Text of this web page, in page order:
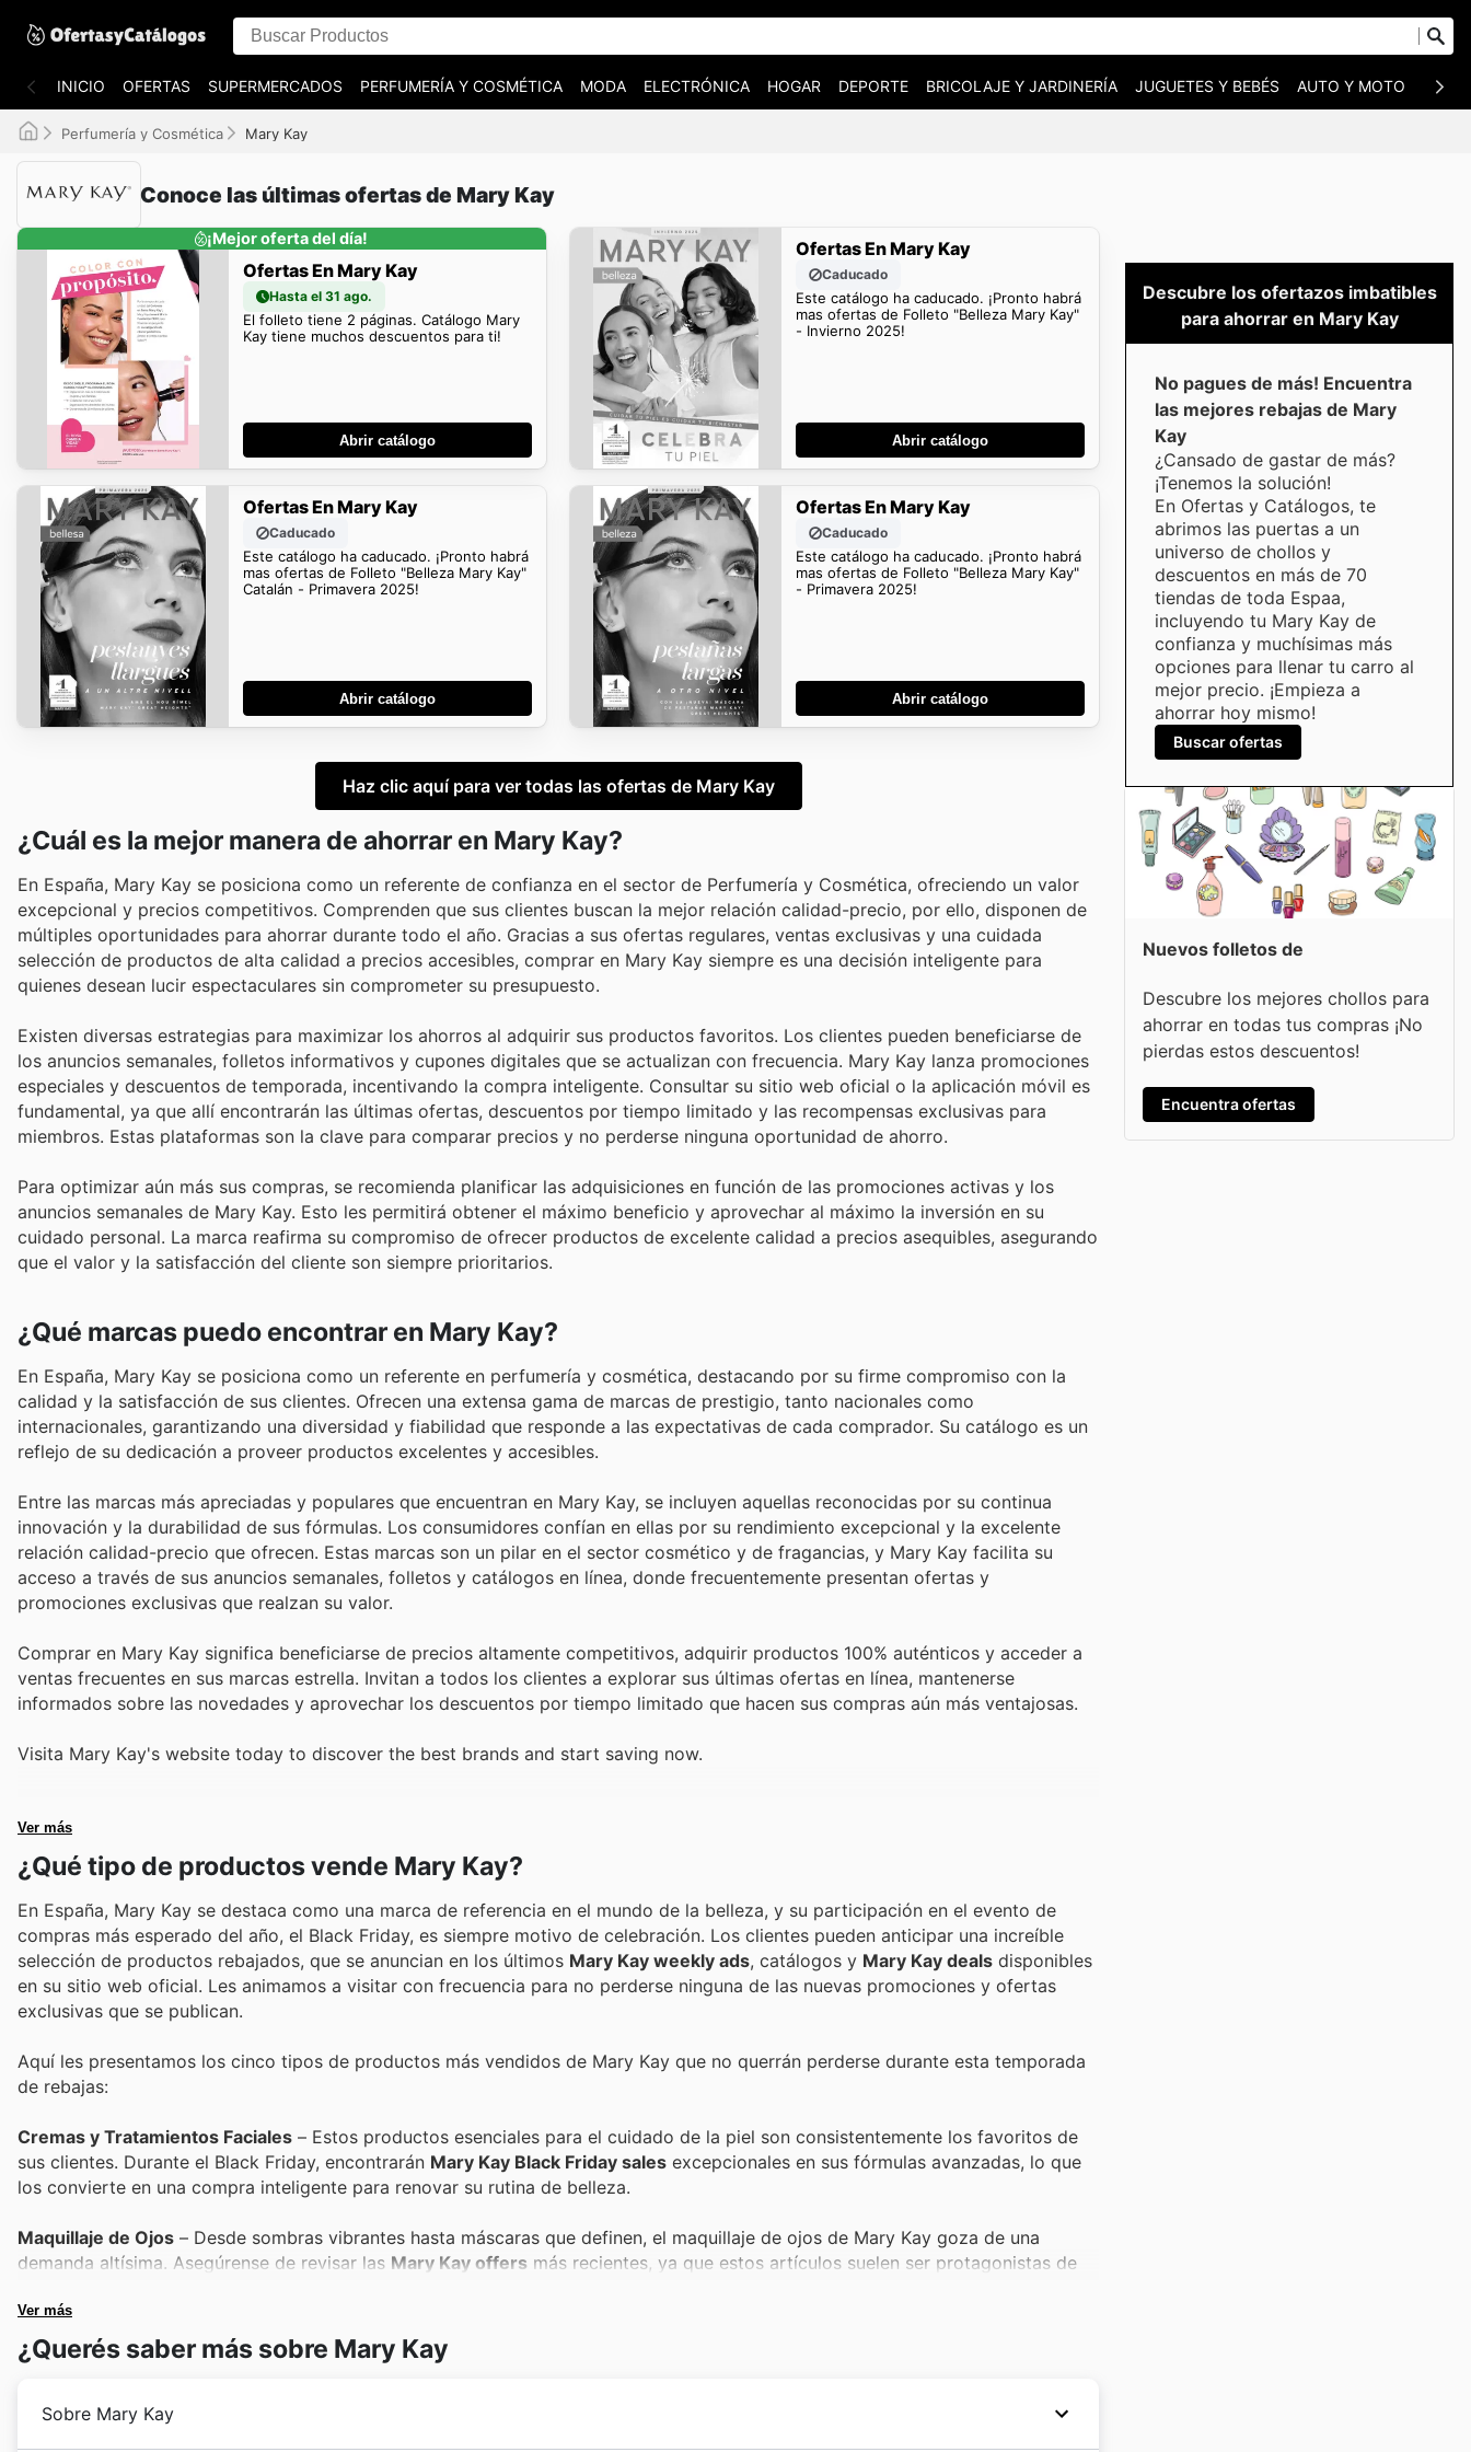
INICIO OFERTAS SUPERMERCADOS PERFUMERÍA Y COSMÉTICA MODA ELECTRÓNICA HOGAR DEPORTE BRICOLAJE Y JARDINERÍA JUGUETES Y BEBÉS AUTO Y MOTO
Perfumería y Cosmética Mary Kay
Conoce las últimas ofertas de Mary Kay
¡Mejor oferta del día!
Ofertas En Mary Kay
Hasta el 31 ago.
El folleto tiene 2 páginas. Catálogo Mary
Kay tiene muchos descuentos para ti!
Abrir catálogo
Ofertas En Mary Kay
Caducado
Este catálogo ha caducado. ¡Pronto habrá
mas ofertas de Folleto "Belleza Mary Kay"
- Invierno 2025!
Abrir catálogo
Ofertas En Mary Kay
Caducado
Este catálogo ha caducado. ¡Pronto habrá
mas ofertas de Folleto "Belleza Mary Kay"
Catalán - Primavera 2025!
Abrir catálogo
Ofertas En Mary Kay
Caducado
Este catálogo ha caducado. ¡Pronto habrá
mas ofertas de Folleto "Belleza Mary Kay"
- Primavera 2025!
Abrir catálogo
Haz clic aquí para ver todas las ofertas de Mary Kay
¿Cuál es la mejor manera de ahorrar en Mary Kay?
En España, Mary Kay se posiciona como un referente de confianza en el sector de Perfumería y Cosmética, ofreciendo un valor
excepcional y precios competitivos. Comprenden que sus clientes buscan la mejor relación calidad-precio, por ello, disponen de
múltiples oportunidades para ahorrar durante todo el año. Gracias a sus ofertas regulares, ventas exclusivas y una cuidada
selección de productos de alta calidad a precios accesibles, comprar en Mary Kay siempre es una decisión inteligente para
quienes desean lucir espectaculares sin comprometer su presupuesto.
Existen diversas estrategias para maximizar los ahorros al adquirir sus productos favoritos. Los clientes pueden beneficiarse de
los anuncios semanales, folletos informativos y cupones digitales que se actualizan con frecuencia. Mary Kay lanza promociones
especiales y descuentos de temporada, incentivando la compra inteligente. Consultar su sitio web oficial o la aplicación móvil es
fundamental, ya que allí encontrarán las últimas ofertas, descuentos por tiempo limitado y las recompensas exclusivas para
miembros. Estas plataformas son la clave para comparar precios y no perderse ninguna oportunidad de ahorro.
Para optimizar aún más sus compras, se recomienda planificar las adquisiciones en función de las promociones activas y los
anuncios semanales de Mary Kay. Esto les permitirá obtener el máximo beneficio y aprovechar al máximo la inversión en su
cuidado personal. La marca reafirma su compromiso de ofrecer productos de excelente calidad a precios asequibles, asegurando
que el valor y la satisfacción del cliente son siempre prioritarios.
¿Qué marcas puedo encontrar en Mary Kay?
En España, Mary Kay se posiciona como un referente en perfumería y cosmética, destacando por su firme compromiso con la
calidad y la satisfacción de sus clientes. Ofrecen una extensa gama de marcas de prestigio, tanto nacionales como
internacionales, garantizando una diversidad y fiabilidad que responde a las expectativas de cada comprador. Su catálogo es un
reflejo de su dedicación a proveer productos excelentes y accesibles.
Entre las marcas más apreciadas y populares que encuentran en Mary Kay, se incluyen aquellas reconocidas por su continua
innovación y la durabilidad de sus fórmulas. Los consumidores confían en ellas por su rendimiento excepcional y la excelente
relación calidad-precio que ofrecen. Estas marcas son un pilar en el sector cosmético y de fragancias, y Mary Kay facilita su
acceso a través de sus anuncios semanales, folletos y catálogos en línea, donde frecuentemente presentan ofertas y
promociones exclusivas que realzan su valor.
Comprar en Mary Kay significa beneficiarse de precios altamente competitivos, adquirir productos 100% auténticos y acceder a
ventas frecuentes en sus marcas estrella. Invitan a todos los clientes a explorar sus últimas ofertas en línea, mantenerse
informados sobre las novedades y aprovechar los descuentos por tiempo limitado que hacen sus compras aún más ventajosas.
Visita Mary Kay's website today to discover the best brands and start saving now.
Ver más
¿Qué tipo de productos vende Mary Kay?
En España, Mary Kay se destaca como una marca de referencia en el mundo de la belleza, y su participación en el evento de
compras más esperado del año, el Black Friday, es siempre motivo de celebración. Los clientes pueden anticipar una increíble
selección de productos rebajados, que se anuncian en los últimos Mary Kay weekly ads, catálogos y Mary Kay deals disponibles
en su sitio web oficial. Les animamos a visitar con frecuencia para no perderse ninguna de las nuevas promociones y ofertas
exclusivas que se publican.
Aquí les presentamos los cinco tipos de productos más vendidos de Mary Kay que no querrán perderse durante esta temporada
de rebajas:
Cremas y Tratamientos Faciales – Estos productos esenciales para el cuidado de la piel son consistentemente los favoritos de
sus clientes. Durante el Black Friday, encontrarán Mary Kay Black Friday sales excepcionales en sus fórmulas avanzadas, lo que
los convierte en una compra inteligente para renovar su rutina de belleza.
Maquillaje de Ojos – Desde sombras vibrantes hasta máscaras que definen, el maquillaje de ojos de Mary Kay goza de una
demanda altísima. Asegúrense de revisar las Mary Kay offers más recientes, ya que estos artículos suelen ser protagonistas de
Bálsamos y Labiales– Un toque de color y cuidado para los labios siempre es bienvenido, y los bálsamos y labiales de Mary Kay
son un clásico. Busquen en losMary Kay weekly ads
Ver más
¿Querés saber más sobre Mary Kay
Sobre Mary Kay
Descubre los ofertazos imbatibles
para ahorrar en Mary Kay
No pagues de más! Encuentra
las mejores rebajas de Mary
Kay
¿Cansado de gastar de más?
¡Tenemos la solución!
En Ofertas y Catálogos, te
abrimos las puertas a un
universo de chollos y
descuentos en más de 70
tiendas de toda Espaa,
incluyendo tu Mary Kay de
confianza y muchísimas más
opciones para llenar tu carro al
mejor precio. ¡Empieza a
ahorrar hoy mismo!
Buscar ofertas
Nuevos folletos de
Descubre los mejores chollos para
ahorrar en todas tus compras ¡No
pierdas estos descuentos!
Encuentra ofertas